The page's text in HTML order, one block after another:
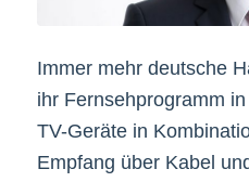
Immer mehr deutsche
ihr Fernsehprogramm
TV-Geräte in
Empfang über Kabel